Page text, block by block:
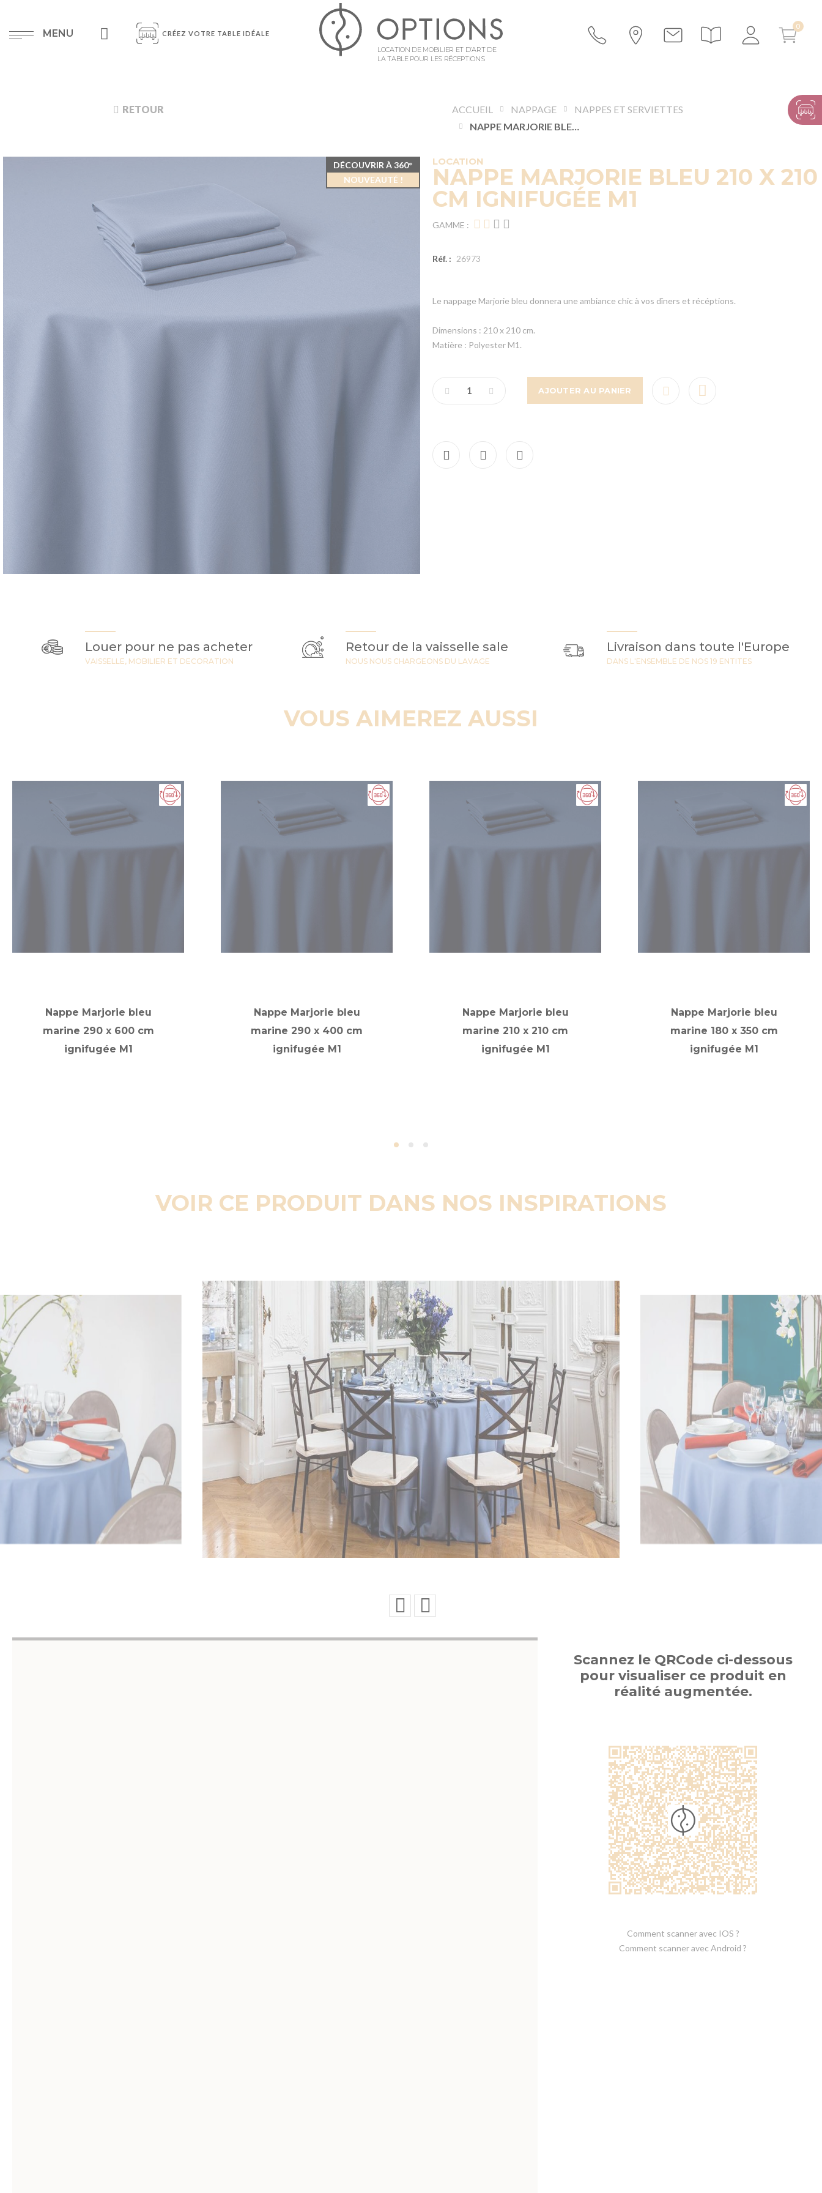
MENU CRÉEZ VOTRE TABLE IDÉALE
LOCATION DE MOBILIER ET D’ART DE
LA TABLE POUR LES RÉCEPTIONS
RETOUR ACCUEIL NAPPAGE
NAPPES ET SERVIETTES
NAPPE MARJORIE BLEU 210 X 210 CM IGNIFUGÉE M1
LOCATION
NAPPE MARJORIE BLEU 210 X 210
CM IGNIFUGÉE M1
GAMME :
Réf. : 26973
Le nappage Marjorie bleu donnera une ambiance chic à vos dîners et récéptions.
Dimensions : 210 x 210 cm.
Matière : Polyester M1.
AJOUTER AU PANIER
DÉCOUVRIR À 360°
NOUVEAUTÉ !
Louer pour ne pas acheter
VAISSELLE, MOBILIER ET DECORATION
Retour de la vaisselle sale
NOUS NOUS CHARGEONS DU LAVAGE
Livraison dans toute l'Europe
DANS L'ENSEMBLE DE NOS 19 ENTITES
VOUS AIMEREZ AUSSI
Nappe Marjorie bleu
marine 290 x 600 cm
ignifugée M1
Nappe Marjorie bleu
marine 290 x 400 cm
ignifugée M1
Nappe Marjorie bleu
marine 210 x 210 cm
ignifugée M1
Nappe Marjorie bleu
marine 180 x 350 cm
ignifugée M1
VOIR CE PRODUIT DANS NOS INSPIRATIONS
Scannez le QRCode ci-dessous
pour visualiser ce produit en
réalité augmentée.
Comment scanner avec IOS ?
Comment scanner avec Android ?